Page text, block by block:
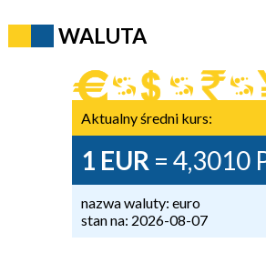
WALUTA
Aktualny średni kurs:
1 EUR = 4,3010
nazwa waluty: euro
stan na: 2026-08-07